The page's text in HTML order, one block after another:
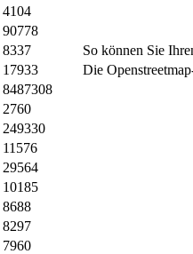
4104
90778
8337
So können Sie
17933
Die
8487308
2760
249330
11576
29564
10185
8688
8297
7960